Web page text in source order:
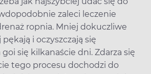
zaleci leczenie
ropnia. Mniej dokuczliwe
i oczyszczają się
się kilkanaście dni. Zdarza się
tego procesu dochodzi do